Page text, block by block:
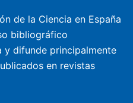
de la Ciencia en España
bibliográfico
y difunde principalmente
en revistas